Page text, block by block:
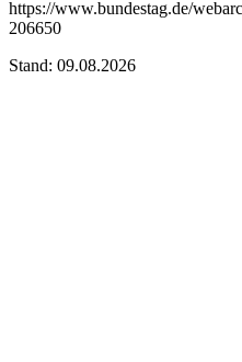
https://www.bundestag.de/
206650
Stand: 09.08.2026